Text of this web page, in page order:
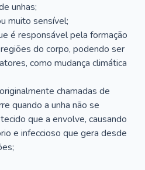
unhas;
muito sensível;
é responsável pela formação
do corpo, podendo ser
como mudança climática
chamadas de
quando a unha não se
que a envolve, causando
e infeccioso que gera desde